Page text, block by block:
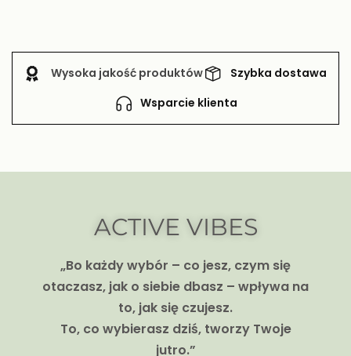
Wysoka jakość produktów
Szybka dostawa
Wsparcie klienta
ACTIVE VIBES
„Bo każdy wybór – co jesz, czym się
otaczasz, jak o siebie dbasz – wpływa na
to, jak się czujesz.
To, co wybierasz dziś, tworzy Twoje
jutro.”